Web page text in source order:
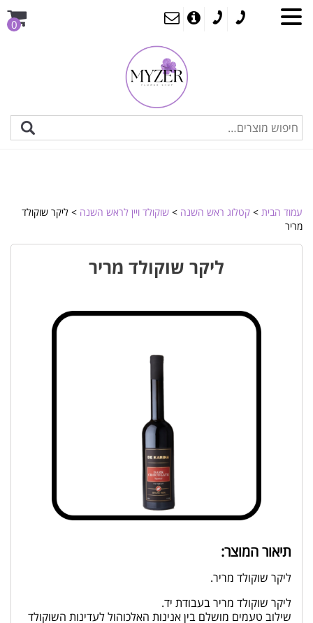
0
עמוד הבית > קטלוג ראש השנה > שוקולד ויין לראש השנה > ליקר שוקולד
מריר
ליקר שוקולד מריר
תיאור המוצר:
ליקר שוקולד מריר.
ליקר שוקולד מריר בעבודת יד.
שילוב טעמים מושלם בין אנינות האלכוהול לעדינות השוקולד